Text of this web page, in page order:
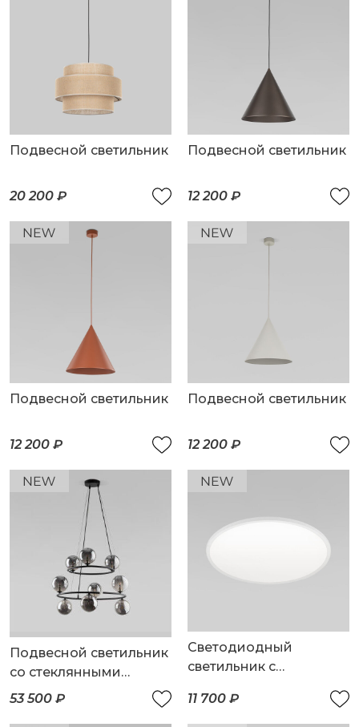
Подвесной светильник
20 200 ₽
Подвесной светильник
12 200 ₽
Подвесной светильник
12 200 ₽
Подвесной светильник
12 200 ₽
Подвесной светильник
со стеклянными
плафонами
53 500 ₽
Светодиодный
светильник с
и цветовой
11 700 ₽